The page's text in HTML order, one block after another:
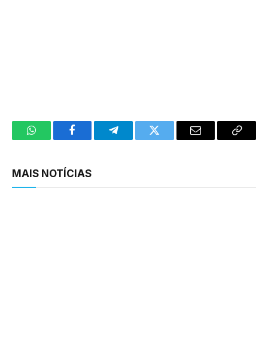
WhatsAppFacebookTelegramTwitter Email
Copy
MAIS NOTÍCIAS